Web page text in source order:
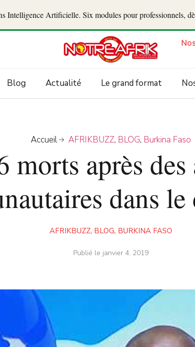
Intelligence Artificielle. Six modules pour professionnels,
Blog Actualité Le grand format
Accueil AFRIKBUZZ, BLOG, Burkina Faso
morts après
dans le
AFRIKBUZZ, BLOG, BURKINA FASO
Publié le janvier 4, 2019